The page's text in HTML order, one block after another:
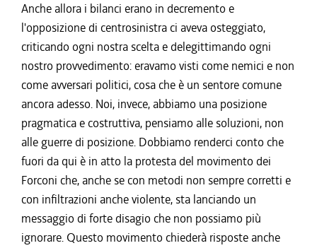
Anche allora i bilanci erano in decremento e
l'opposizione di centrosinistra ci aveva osteggiato,
criticando ogni nostra scelta e delegittimando ogni
nostro provvedimento: eravamo visti come nemici e non
come avversari politici, cosa che è un sentore comune
ancora adesso. Noi, invece, abbiamo una posizione
pragmatica e costruttiva, pensiamo alle soluzioni, non
alle guerre di posizione. Dobbiamo renderci conto che
fuori da qui è in atto la protesta del movimento dei
Forconi che, anche se con metodi non sempre corretti e
con infiltrazioni anche violente, sta lanciando un
messaggio di forte disagio che non possiamo più
ignorare. Questo movimento chiederà risposte anche